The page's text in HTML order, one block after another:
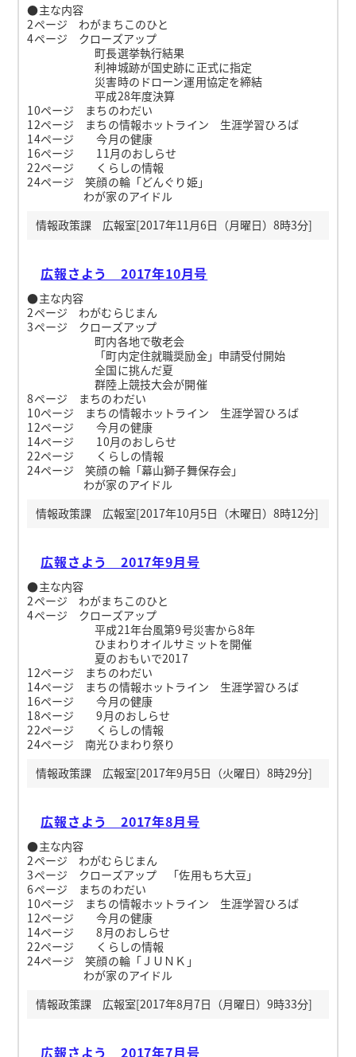
●主な内容
2ページ わがまちこのひと
4ページ クローズアップ
町長選挙執行結果
利神城跡が国史跡に正式に指定
災害時のドローン運用協定を締結
平成28年度決算
10ページ まちのわだい
12ページ まちの情報ホットライン 生涯学習ひろば
14ページ 今月の健康
16ページ 11月のおしらせ
22ページ くらしの情報
24ページ 笑顔の輪「どんぐり姫」
わが家のアイドル
情報政策課 広報室[2017年11月6日（月曜日）8時3分]
広報さよう 2017年10月号
●主な内容
2ページ わがむらじまん
3ページ クローズアップ
町内各地で敬老会
「町内定住就職奨励金」申請受付開始
全国に挑んだ夏
群陸上競技大会が開催
8ページ まちのわだい
10ページ まちの情報ホットライン 生涯学習ひろば
12ページ 今月の健康
14ページ 10月のおしらせ
22ページ くらしの情報
24ページ 笑顔の輪「幕山獅子舞保存会」
わが家のアイドル
情報政策課 広報室[2017年10月5日（木曜日）8時12分]
広報さよう 2017年9月号
●主な内容
2ページ わがまちこのひと
4ページ クローズアップ
平成21年台風第9号災害から8年
ひまわりオイルサミットを開催
夏のおもいで2017
12ページ まちのわだい
14ページ まちの情報ホットライン 生涯学習ひろば
16ページ 今月の健康
18ページ 9月のおしらせ
22ページ くらしの情報
24ページ 南光ひまわり祭り
情報政策課 広報室[2017年9月5日（火曜日）8時29分]
広報さよう 2017年8月号
●主な内容
2ページ わがむらじまん
3ページ クローズアップ 「佐用もち大豆」
6ページ まちのわだい
10ページ まちの情報ホットライン 生涯学習ひろば
12ページ 今月の健康
14ページ 8月のおしらせ
22ページ くらしの情報
24ページ 笑顔の輪「ＪＵＮＫ」
わが家のアイドル
情報政策課 広報室[2017年8月7日（月曜日）9時33分]
広報さよう 2017年7月号